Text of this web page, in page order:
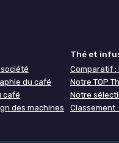
du café
café
des machines
Thé et
Comparatif :
Notre TOP
Notre
Classement